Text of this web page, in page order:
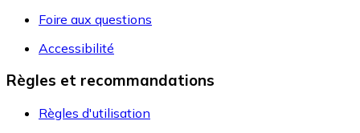
Foire aux questions
Accessibilité
Règles et recommandations
Règles d'utilisation